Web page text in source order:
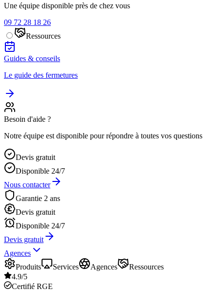
Une équipe disponible près de chez vous
09 72 28 18 26
Ressources
Guides & conseils
Le guide des fermetures
Besoin d'aide ?
Notre équipe est disponible pour répondre à toutes vos questions
Devis gratuit
Disponible 24/7
Nous contacter
Garantie 2 ans
Devis gratuit
Disponible 24/7
Devis gratuit
Agences
Produits
Services Agences
Ressources
4.9/5
Certifié RGE